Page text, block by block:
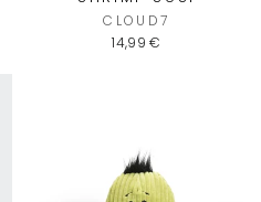
CLOUD7
14,99 €